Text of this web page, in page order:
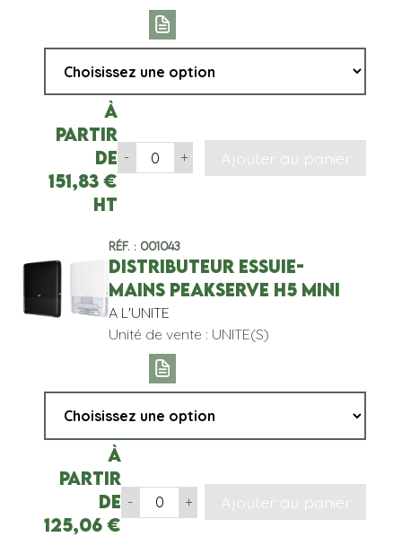
À
partir
de
151,83 €
HT
- + Ajouter au panier
Réf. : 001043
DISTRIBUTEUR ESSUIE-
MAINS PEAKSERVE H5 MINI
A L'UNITE
Unité de vente : UNITE(S)
À
partir
de
125,06€
- + Ajouter au panier